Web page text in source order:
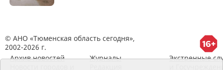
© АНО «Тюменская область сегодня»,
2002-2026 г.
Архив новостей
Журналы
Экстренные